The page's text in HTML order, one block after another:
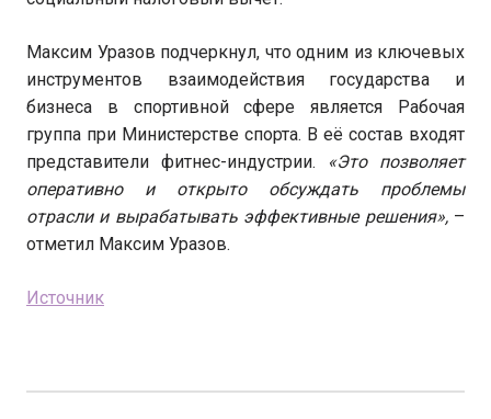
Максим Уразов подчеркнул, что одним из ключевых
инструментов взаимодействия государства и
бизнеса в спортивной сфере является Рабочая
группа при Министерстве спорта. В её состав входят
представители фитнес-индустрии.
«Это позволяет
оперативно и открыто обсуждать проблемы
отрасли и вырабатывать эффективные решения»,–
отметил Максим Уразов.
Источник